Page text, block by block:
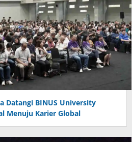
Datangi BINUS University
Menuju Karier Global